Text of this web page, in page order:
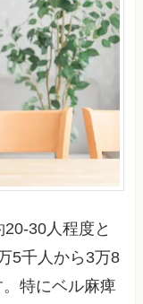
30人程度と
5千人から3万8
特にベル麻痺